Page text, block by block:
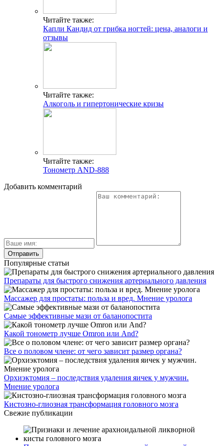
Читайте также:
Капли Кандид от грибка ногтей: цена, аналоги и
отзывы
Читайте также:
Алкоголь и гипертонические кризы
Читайте также:
Тонометр AND-888
Добавить комментарий
Популярные статьи
Препараты для быстрого снижения артериального давления
Массажер для простаты: польза и вред. Мнение уролога
Самые эффективные мази от баланопостита
Какой тонометр лучше Omron или And?
Все о половом члене: от чего зависит размер органа?
Орхиэктомия – последствия удаления яичек у мужчин.
Мнение уролога
Кистозно-глиозная трансформация головного мозга
Свежие публикации